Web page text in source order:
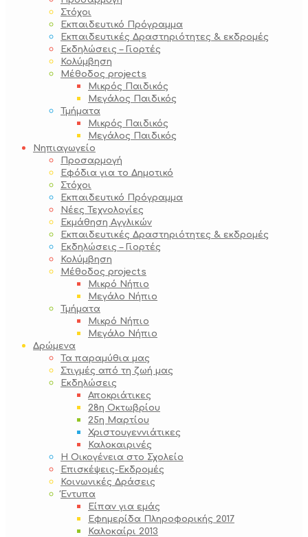
Στόχοι
Εκπαιδευτικό Πρόγραμμα
Εκπαιδευτικές Δραστηριότητες & εκδρομές
Εκδηλώσεις – Γιορτές
Κολύμβηση
Μέθοδος projects
Μικρός Παιδικός
Μεγάλος Παιδικός
Τμήματα
Μικρός Παιδικός
Μεγάλος Παιδικός
Νηπιαγωγείο
Προσαρμογή
Εφόδια για το Δημοτικό
Στόχοι
Εκπαιδευτικό Πρόγραμμα
Νέες Τεχνολογίες
Εκμάθηση Αγγλικών
Εκπαιδευτικές Δραστηριότητες & εκδρομές
Εκδηλώσεις – Γιορτές
Κολύμβηση
Μέθοδος projects
Μικρό Νήπιο
Μεγάλο Νήπιο
Τμήματα
Μικρό Νήπιο
Μεγάλο Νήπιο
Δρώμενα
Τα παραμύθια μας
Στιγμές από τη ζωή μας
Εκδηλώσεις
Αποκριάτικες
28η Οκτωβρίου
25η Μαρτίου
Χριστουγεννιάτικες
Καλοκαιρινές
Η Οικογένεια στο Σχολείο
Επισκέψεις-Εκδρομές
Κοινωνικές Δράσεις
Έντυπα
Είπαν για εμάς
Εφημερίδα Πληροφορικής 2017
Καλοκαίρι 2013